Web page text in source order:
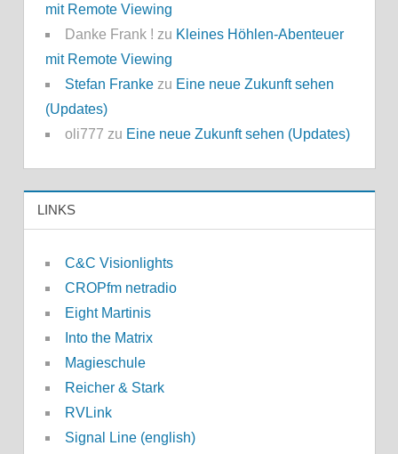
mit Remote Viewing
Danke Frank ! zu Kleines Höhlen-Abenteuer
mit Remote Viewing
Stefan Frankezu Eine neue Zukunft sehen
(Updates)
oli777 zu Eine neue Zukunft sehen (Updates)
LINKS
C&C Visionlights
CROPfm netradio
Eight Martinis
Into the Matrix
Magieschule
Reicher & Stark
RVLink
Signal Line (english)